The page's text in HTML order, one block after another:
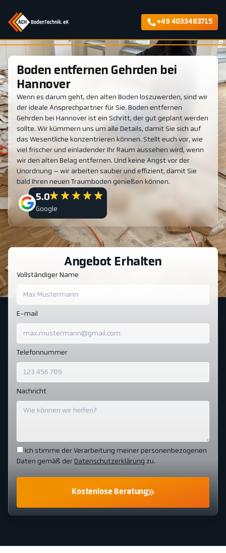
+49 4033483715
Boden entfernen Gehrden bei
Hannover
Wenn es darum geht, den alten Boden loszuwerden, sind wir
der ideale Ansprechpartner für Sie. Boden entfernen
Gehrden bei Hannover ist ein Schritt, der gut geplant werden
sollte. Wir kümmern uns um alle Details, damit Sie sich auf
das Wesentliche konzentrieren können. Stellt euch vor, wie
viel frischer und einladender Ihr Raum aussehen wird, wenn
wir den alten Belag entfernen. Und keine Angst vor der
Unordnung – wir arbeiten sauber und effizient, damit Sie
bald Ihren neuen Traumboden genießen können.
5.0
Google
Angebot Erhalten
Vollständiger Name
E-mail
Telefonnummer
Nachricht
Ich stimme der Verarbeitung meiner personenbezogenen
Daten gemäß der Datenschutzerklärung zu.
Kostenlose Beratung